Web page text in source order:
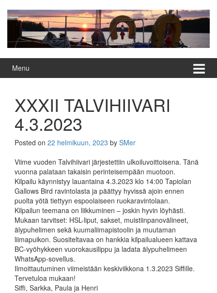
content
Menu
XXXII TALVIHIIVARI
4.3.2023
Posted on 22 helmikuun, 2023 by SMer
Viime vuoden Talvihiivari järjestettiin ulkoiluvoittoisena. Tänä
vuonna palataan takaisin perinteisempään muotoon.
Kilpailu käynnistyy lauantaina 4.3.2023 klo 14:00 Tapiolan
Gallows Bird ravintolasta ja päättyy hyvissä ajoin ennen
puolta yötä tiettyyn espoolaiseen ruokaravintolaan.
Kilpailun teemana on liikkuminen – joskin hyvin löyhästi.
Mukaan tarvitset: HSL-liput, sakset, muistiinpanovälineet,
älypuhelimen sekä kuumaliimapistoolin ja muutaman
liimapuikon. Suositeltavaa on hankkia kilpailualueen kattava
BC-vyöhykkeen vuorokausilippu ja ladata älypuhelimeen
WhatsApp-sovellus.
Ilmoittautuminen viimeistään keskiviikkona 1.3.2023 Siffille.
Tervetuloa mukaan!
Siffi, Sarkka, Paula ja Henri